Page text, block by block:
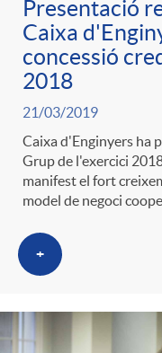
Presentació
Caixa
concessió
2018
21/03/2019
Caixa d'Enginyers ha
Grup de l'exercici
manifest el fort
model de negoci
+